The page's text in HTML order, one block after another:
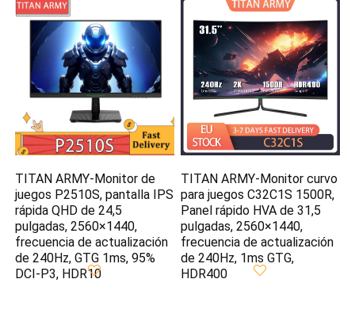
TITAN ARMY-Monitor de
juegos P2510S, pantalla IPS
rápida QHD de 24,5
pulgadas, 2560×1440,
frecuencia de actualización
de 240Hz, GTG 1ms, 95%
DCI-P3, HDR10
TITAN ARMY-Monitor curvo
para juegos C32C1S 1500R,
Panel rápido HVA de 31,5
pulgadas, 2560×1440,
frecuencia de actualización
de 240Hz, 1ms GTG,
HDR400